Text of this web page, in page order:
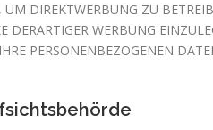
DIREKTWERBUNG ZU
DERARTIGER WERBUNG
PERSONENBEZOGENEN